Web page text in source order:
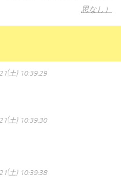
思なし）
土) 10:39:29
土) 10:39:30
土) 10:39:38